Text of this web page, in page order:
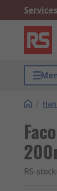
Services
/
RS-